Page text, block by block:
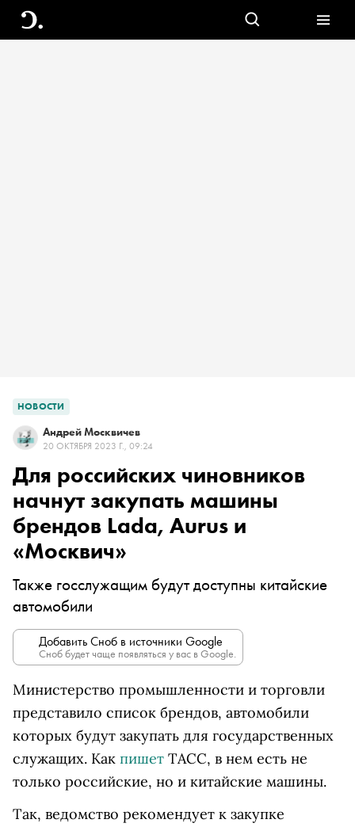
НОВОСТИ
Андрей Москвичев
20 ОКТЯБРЯ 2023 Г., 09:24
Для российских чиновников
начнут закупать машины
брендов Lada, Aurus и
«Москвич»
Также госслужащим будут доступны китайские
автомобили
Добавить Сноб в источники Google
Сноб будет чаще появляться у вас в Google.
Министерство промышленности и торговли
представило список брендов, автомобили
которых будут закупать для государственных
служащих. Как пишет ТАСС, в нем есть не
только российские, но и китайские машины.
Так, ведомство рекомендует к закупке